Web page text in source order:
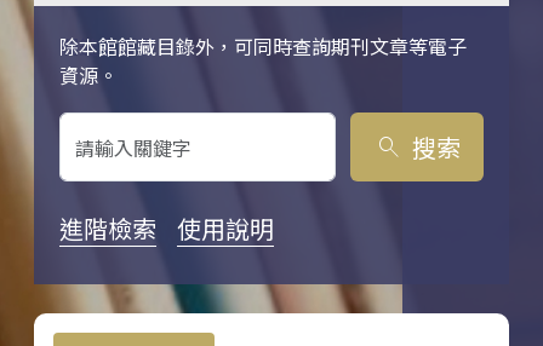
除本館館藏目錄外，可同時查詢期刊文章等電子
資源。
關鍵字搜尋
search 搜索
進階檢索 使用說明